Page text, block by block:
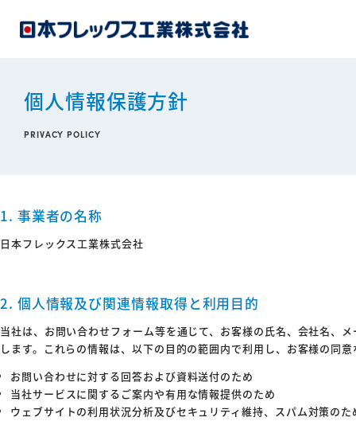
個人情報保護方針
PRIVACY POLICY
1. 事業者の名称
日本フレックス工業株式会社
2. 個人情報及び関連情報取得と利用目的
当社は、お問い合わせフォーム等を通じて、お客様の氏名、会社名、
します。これらの情報は、以下の目的の範囲内で利用し、お客様の同
お問い合わせに対する回答および資料送付のため
当社サービスに関するご案内や有用な情報提供のため
ウェブサイトの利用状況分析及びセキュリティ維持、スパム対策のた